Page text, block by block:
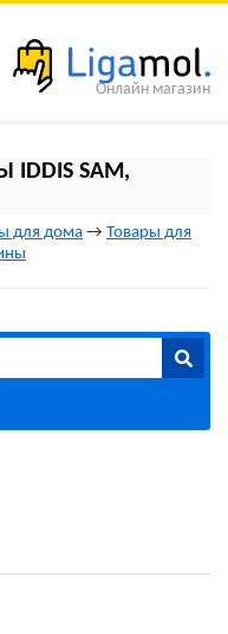
SAM,
для дома→ Товары для
Онлайн магазин